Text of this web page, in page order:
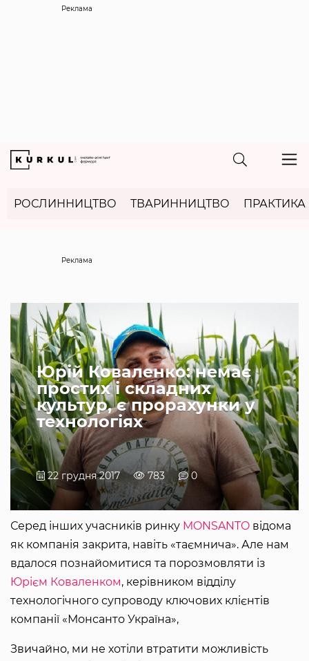
Реклама
РОСЛИННИЦТВО ТВАРИННИЦТВО ПРАКТИКА
Юрій Коваленко: немає
простих і складних
культур, є прорахунки у
технологіях
22 грудня 2017 783 0
Серед інших учасників ринку MONSANTO відома
як компанія закрита, навіть «таємнича». Але нам
вдалося познайомитися та порозмовляти із
Юрієм Коваленком, керівником відділу
технологічного супроводу ключових клієнтів
компанії «Монсанто Україна»,
Звичайно, ми не хотіли втратити можливість
Реклама